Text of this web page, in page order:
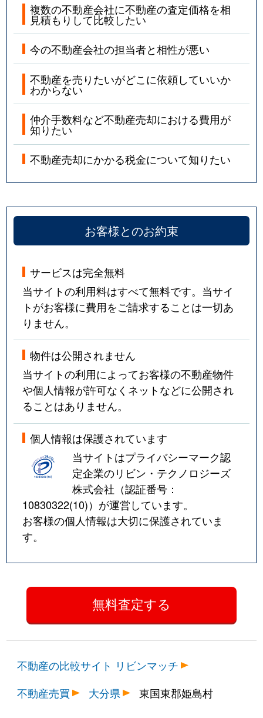
複数の不動産会社に不動産の査定価格を相
見積もりして比較したい
今の不動産会社の担当者と相性が悪い
不動産を売りたいがどこに依頼していいか
わからない
仲介手数料など不動産売却における費用が
知りたい
不動産売却にかかる税金について知りたい
お客様とのお約束
サービスは完全無料
当サイトの利用料はすべて無料です。当サイ
トがお客様に費用をご請求することは一切あ
りません。
物件は公開されません
当サイトの利用によってお客様の不動産物件
や個人情報が許可なくネットなどに公開され
ることはありません。
個人情報は保護されています
当サイトはプライバシーマーク認
定企業のリビン・テクノロジーズ
株式会社（認証番号：
10830322(10)）が運営しています。
お客様の個人情報は大切に保護されていま
す。
不動産の比較サイト リビンマッチ
不動産売買
大分県 東国東郡姫島村